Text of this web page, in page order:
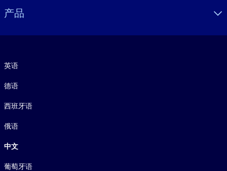
产品
英语
德语
西班牙语
俄语
中文
葡萄牙语